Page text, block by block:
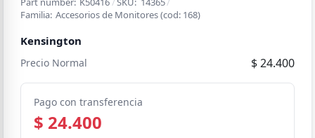
Familia: Accesorios de Monitores(cod: 168)
Kensington
Precio Normal $ 24.400
Pago con transferencia
$ 24.400